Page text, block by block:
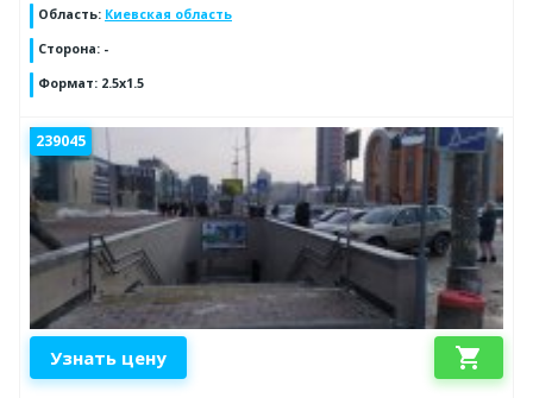
Область: Киевская область
Сторона: -
Формат: 2.5x1.5
239045
Узнать цену shopping_cart